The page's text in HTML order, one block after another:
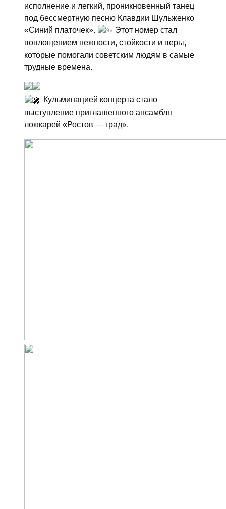
исполнение и легкий, проникновенный танец
под бессмертную песню Клавдии Шульженко
«Синий платочек».
Этот номер стал
воплощением нежности, стойкости и веры,
которые помогали советским людям в самые
трудные времена.
Кульминацией концерта стало
выступление приглашенного ансамбля
ложкарей «Ростов — град».